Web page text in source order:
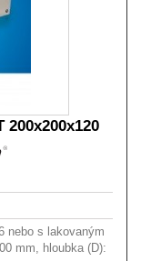
nebo s lakovaným
mm, hloubka (D):